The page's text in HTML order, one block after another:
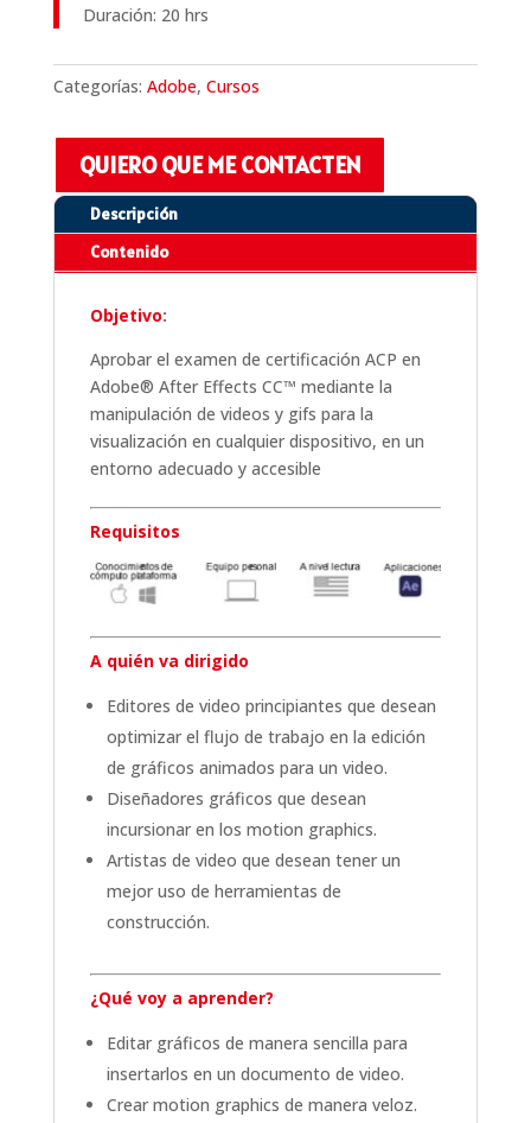
Duración: 20 hrs
Categorías: Adobe, Cursos
QUIERO QUE ME CONTACTEN
Descripción
Contenido
Objetivo:
Aprobar el examen de certificación ACP en
Adobe® After Effects CC™ mediante la
manipulación de videos y gifs para la
visualización en cualquier dispositivo, en un
entorno adecuado y accesible
Requisitos
A quién va dirigido
Editores de video principiantes que desean
optimizar el flujo de trabajo en la edición
de gráficos animados para un video.
Diseñadores gráficos que desean
incursionar en los motion graphics.
Artistas de video que desean tener un
mejor uso de herramientas de
construcción.
¿Qué voy a aprender?
Editar gráficos de manera sencilla para
insertarlos en un documento de video.
Crear motion graphics de manera veloz.